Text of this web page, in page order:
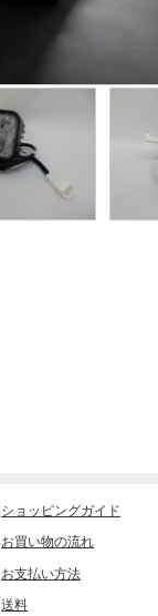
ショッピングガイド
お買い物の流れ
お支払い方法
送料